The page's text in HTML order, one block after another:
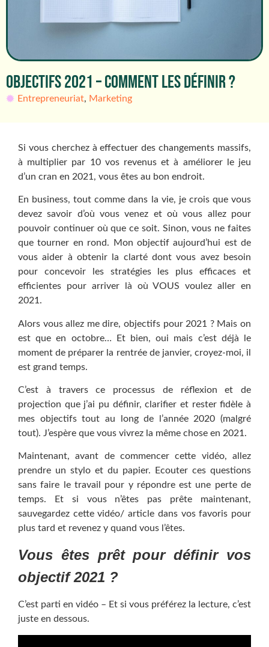
OBJECTIFS 2021 – COMMENT LES DÉFINIR ?
Entrepreneuriat, Marketing
Si vous cherchez à effectuer des changements massifs,
à multiplier par 10 vos revenus et à améliorer le jeu
d’un cran en 2021, vous êtes au bon endroit.
En business, tout comme dans la vie, je crois que vous
devez savoir d’où vous venez et où vous allez pour
pouvoir continuer où que ce soit. Sinon, vous ne faites
que tourner en rond. Mon objectif aujourd’hui est de
vous aider à obtenir la clarté dont vous avez besoin
pour concevoir les stratégies les plus efficaces et
efficientes pour arriver là où VOUS voulez aller en
2021.
Alors vous allez me dire, objectifs pour 2021 ? Mais on
est que en octobre… Et bien, oui mais c’est déjà le
moment de préparer la rentrée de janvier, croyez-moi, il
est grand temps.
C’est à travers ce processus de réflexion et de
projection que j’ai pu définir, clarifier et rester fidèle à
mes objectifs tout au long de l’année 2020 (malgré
tout). J’espère que vous vivrez la même chose en 2021.
Maintenant, avant de commencer cette vidéo, allez
prendre un stylo et du papier. Ecouter ces questions
sans faire le travail pour y répondre est une perte de
temps. Et si vous n’êtes pas prête maintenant,
sauvegardez cette vidéo/ article dans vos favoris pour
plus tard et revenez y quand vous l’êtes.
Vous êtes prêt pour définir vos
objectif 2021 ?
C’est parti en vidéo – Et si vous préférez la lecture, c’est
juste en dessous.